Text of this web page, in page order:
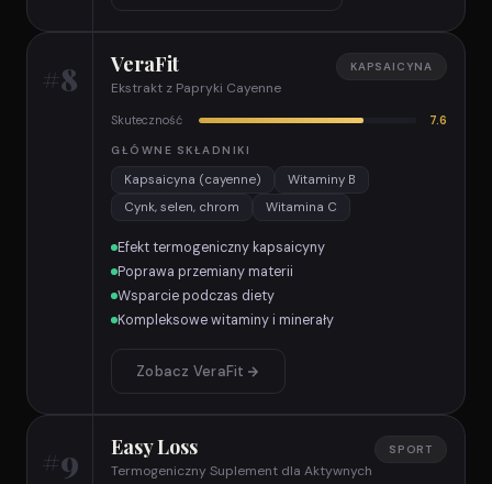
#8 VeraFit
Ekstrakt z Papryki Cayenne
KAPSAICYNA
Skuteczność 7.6
GŁÓWNE SKŁADNIKI
Kapsaicyna (cayenne)
Witaminy B
Cynk, selen, chrom
Witamina C
Efekt termogeniczny kapsaicyny
Poprawa przemiany materii
Wsparcie podczas diety
Kompleksowe witaminy i minerały
Zobacz VeraFit
#9 Easy Loss
Termogeniczny Suplement dla Aktywnych
SPORT